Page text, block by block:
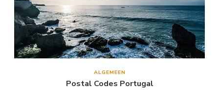
ALGEMEEN
Postal Codes Portugal